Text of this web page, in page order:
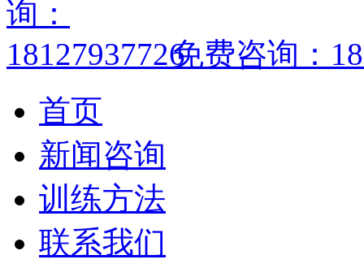
免费咨询：
首页
新闻咨询
训练方法
联系我们